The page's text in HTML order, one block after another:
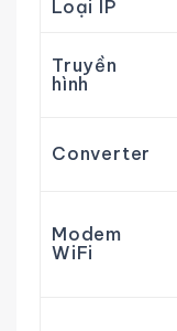
Loại IP
Truyền
hình
Converter
Modem
WiFi